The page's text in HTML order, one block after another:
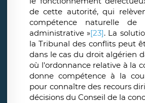
de cette autorité, qui
compétence naturelle de
administrative »[23]. La
la Tribunal des conflits peut
dans le cas du droit algérien
où l'ordonnance relative à la
donne compétence à la
pour connaître des recours
décisions du Conseil de la